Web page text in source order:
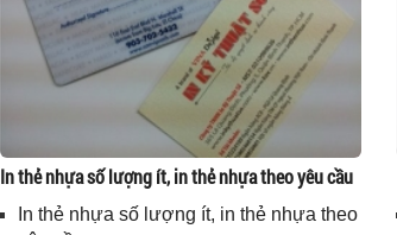
In thẻ nhựa số lượng ít, in thẻ nhựa theo yêu cầu
In thẻ nhựa số lượng ít, in thẻ nhựa theo